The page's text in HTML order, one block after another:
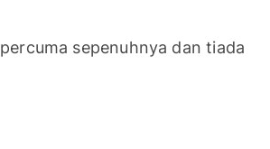
sepenuhnya dan tiada